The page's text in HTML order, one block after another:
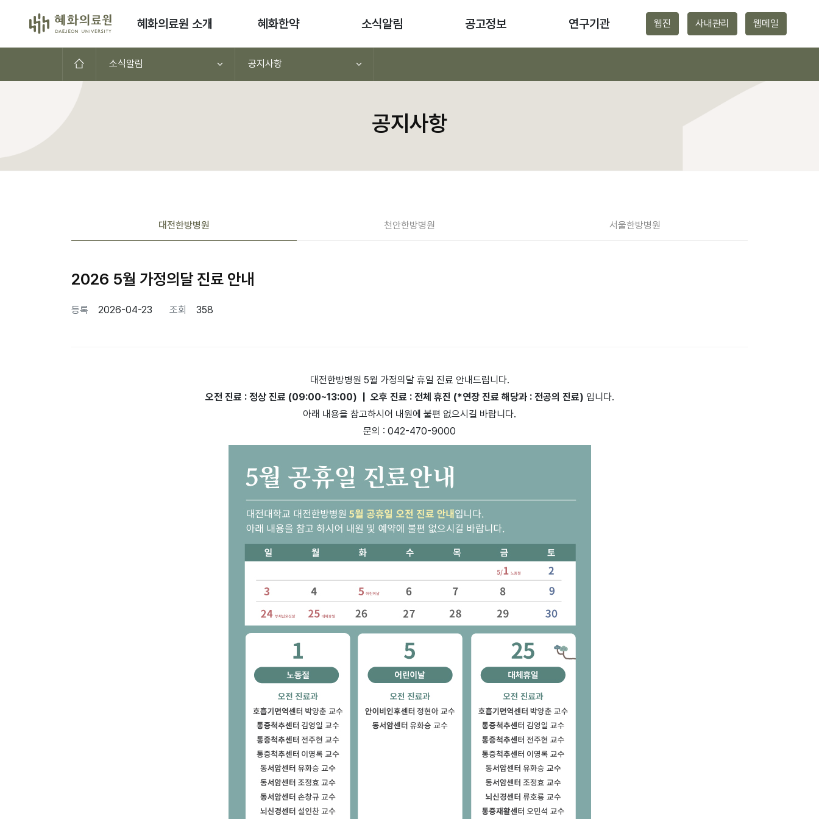
콘텐츠로 이동
혜화의료원 소개 혜화한약 소식알림 공고정보 연구기관 웹진 사내관리 웹메일
홈으로소식알림 공지사항
공지사항
공지사항(대전,천안,서울)
대전한방병원 천안한방병원 서울한방병원
2026 5월 가정의달 진료 안내
페이지 정보
등록 2026-04-23 조회 358
대전한방병원 5월 가정의달 휴일 진료 안내드립니다.
오전 진료 : 정상 진료 (09:00~13:00) | 오후 진료 : 전체 휴진 (*연장 진료 해당과 : 전공의 진료) 입니다.
아래 내용을 참고하시어 내원에 불편 없으시길 바랍니다.
문의 : 042-470-9000